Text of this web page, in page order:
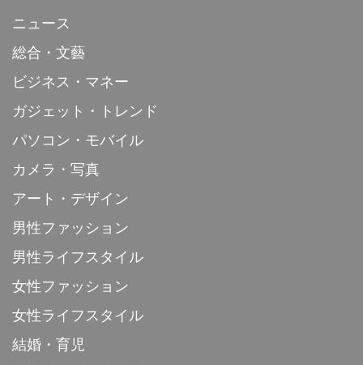
ニュース
総合・文藝
ビジネス・マネー
ガジェット・トレンド
パソコン・モバイル
カメラ・写真
アート・デザイン
男性ファッション
男性ライフスタイル
女性ファッション
女性ライフスタイル
結婚・育児